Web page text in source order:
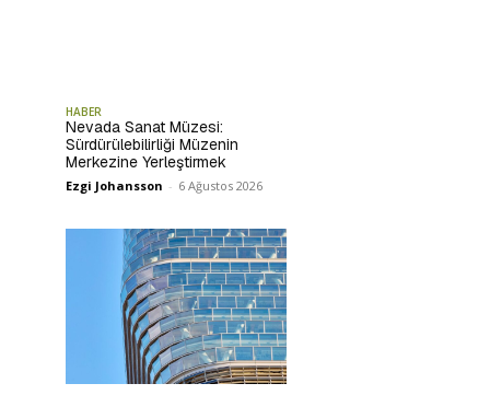
HABER
Nevada Sanat Müzesi:
Sürdürülebilirliği Müzenin
Merkezine Yerleştirmek
Ezgi Johansson - 6 Ağustos 2026